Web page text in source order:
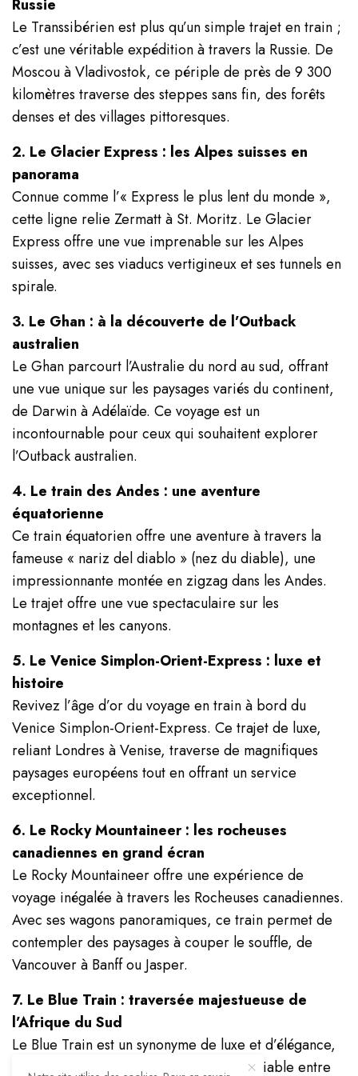
Russie
Le Transsibérien est plus qu’un simple trajet en train ;
c’est une véritable expédition à travers la Russie. De
Moscou à Vladivostok, ce périple de près de 9 300
kilomètres traverse des steppes sans fin, des forêts
denses et des villages pittoresques.
2. Le Glacier Express : les Alpes suisses en
panorama
Connue comme l’« Express le plus lent du monde »,
cette ligne relie Zermatt à St. Moritz. Le Glacier
Express offre une vue imprenable sur les Alpes
suisses, avec ses viaducs vertigineux et ses tunnels en
spirale.
3. Le Ghan : à la découverte de l’Outback
australien
Le Ghan parcourt l’Australie du nord au sud, offrant
une vue unique sur les paysages variés du continent,
de Darwin à Adélaïde. Ce voyage est un
incontournable pour ceux qui souhaitent explorer
l’Outback australien.
4. Le train des Andes : une aventure
équatorienne
Ce train équatorien offre une aventure à travers la
fameuse « nariz del diablo » (nez du diable), une
impressionnante montée en zigzag dans les Andes.
Le trajet offre une vue spectaculaire sur les
montagnes et les canyons.
5. Le Venice Simplon-Orient-Express : luxe et
histoire
Revivez l’âge d’or du voyage en train à bord du
Venice Simplon-Orient-Express. Ce trajet de luxe,
reliant Londres à Venise, traverse de magnifiques
paysages européens tout en offrant un service
exceptionnel.
6. Le Rocky Mountaineer : les rocheuses
canadiennes en grand écran
Le Rocky Mountaineer offre une expérience de
voyage inégalée à travers les Rocheuses canadiennes.
Avec ses wagons panoramiques, ce train permet de
contempler des paysages à couper le souffle, de
Vancouver à Banff ou Jasper.
7. Le Blue Train : traversée majestueuse de
l’Afrique du Sud
Le Blue Train est un synonyme de luxe et d’élégance,
offrant une expérience de voyage inoubliable entre